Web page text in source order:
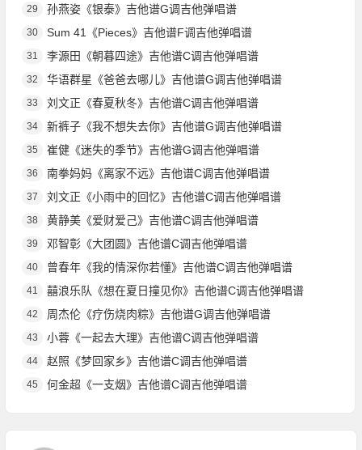
29 孙燕姿《银泰》吉他谱G调吉他弹唱谱
30 Sum 41《Pieces》吉他谱F调吉他弹唱谱
31 李源田《朝暮四途》吉他谱C调吉他弹唱谱
32 华语群星《爸爸去哪儿》吉他谱G调吉他弹唱谱
33 刘文正《春夏秋冬》吉他谱C调吉他弹唱谱
34 新裤子《我不想失去你》吉他谱G调吉他弹唱谱
35 崔健《迷失的季节》吉他谱G调吉他弹唱谱
36 南拳妈妈《离家不远》吉他谱C调吉他弹唱谱
37 刘文正《小雨中的回忆》吉他谱C调吉他弹唱谱
38 黄静美《爱财爱己》吉他谱C调吉他弹唱谱
39 邓智彰《大团圆》吉他谱C调吉他弹唱谱
40 曾春年《我的情深你若懂》吉他谱C调吉他弹唱谱
41 囍浪乐队《想在夏日撞见你》吉他谱C调吉他弹唱谱
42 周杰伦《疗伤烧肉粽》吉他谱G调吉他弹唱谱
43 小蓉《一起去大理》吉他谱C调吉他弹唱谱
44 赵照《梦回家乡》吉他谱C调吉他弹唱谱
45 何金超《一支烟》吉他谱C调吉他弹唱谱